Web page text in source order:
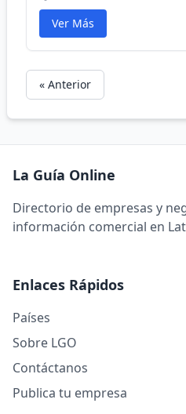
Ver Más
« Anterior
La Guía Online
Directorio de empresas y
información comercial en
Enlaces Rápidos
Países
Sobre LGO
Contáctanos
Publica tu empresa